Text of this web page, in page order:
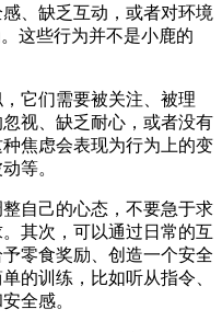
、缺乏互动，或者对环境
这些行为并不是小鹿的
它们需要被关注、被理
视、缺乏耐心，或者没有
焦虑会表现为行为上的变
等。
自己的心态，不要急于求
其次，可以通过日常的互
零食奖励、创造一个安全
的训练，比如听从指令、
全感。